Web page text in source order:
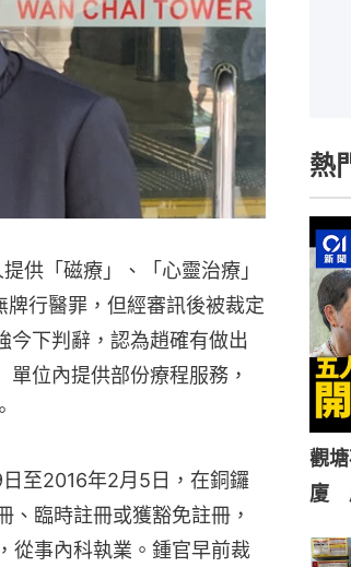
供「磁療」、「心靈治療」
行醫罪，但經審訊後被裁定
今下判辭，認為趙確有做出
位內提供部份療程服務，
至2016年2月5日，在銅鑼
、臨時註冊或獲豁免註冊，
從事內科執業。鍾官早前裁
熱
觀
廈